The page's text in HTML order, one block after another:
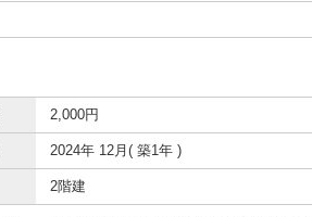
2,000円
2024年 12月( 築1年 )
2階建